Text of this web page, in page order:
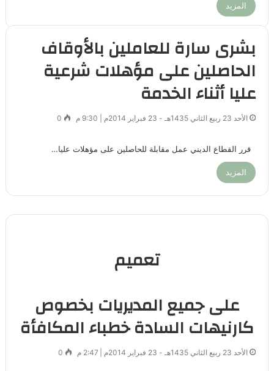
المزيد
بشرى سارة للعاملين بالأوقاف
الحاصلين على مؤهلات شرعية
عليا أثناء الخدمة
الأحد 23 ربيع الثاني 1435هـ - 23 فبراير 2014م | 9:30 م 0
قرر القطاع الديني عمل مقابلة للحاصلين على مؤهلات عليا…
المزيد
تعميم
على جميع المديريات بخصوص
كارنيهات السادة خطباء المكافأة
الأحد 23 ربيع الثاني 1435هـ - 23 فبراير 2014م | 2:47 م 0